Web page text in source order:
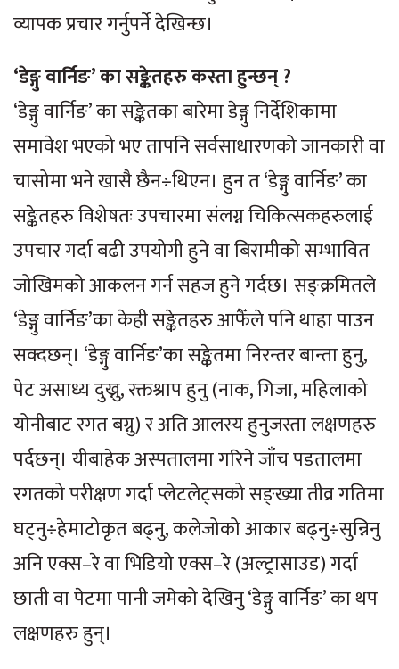
व्यापक प्रचार गर्नुपर्ने देखिन्छ।
‘डेङ्गु वार्निङ’ का सङ्केतहरु कस्ता हुन्छन् ?
‘डेङ्गु वार्निङ’ का सङ्केतका बारेमा डेङ्गु निर्देशिकामा
समावेश भएको भए तापनि सर्वसाधारणको जानकारी वा
चासोमा भने खासै छैन÷थिएन। हुन त ‘डेङ्गु वार्निङ’ का
सङ्केतहरु विशेषतः उपचारमा संलग्न चिकित्सकहरुलाई
उपचार गर्दा बढी उपयोगी हुने वा बिरामीको सम्भावित
जोखिमको आकलन गर्न सहज हुने गर्दछ। सङ्क्रमितले
‘डेङ्गु वार्निङ’का केही सङ्केतहरु आफैँले पनि थाहा पाउन
सक्दछन्। ‘डेङ्गु वार्निङ’का सङ्केतमा निरन्तर बान्ता हुनु,
पेट असाध्य दुख्नु, रक्तश्राप हुनु (नाक, गिजा, महिलाको
योनीबाट रगत बग्नु) र अति आलस्य हुनुजस्ता लक्षणहरु
पर्दछन्। यीबाहेक अस्पतालमा गरिने जाँच पडतालमा
रगतको परीक्षण गर्दा प्लेटलेट्सको सङ्ख्या तीव्र गतिमा
घट्नु÷हेमाटोकृत बढ्नु, कलेजोको आकार बढ्नु÷सुन्निनु
अनि एक्स–रे वा भिडियो एक्स–रे (अल्ट्रासाउड) गर्दा
छाती वा पेटमा पानी जमेको देखिनु ‘डेङ्गु वार्निङ’ का थप
लक्षणहरु हुन्।